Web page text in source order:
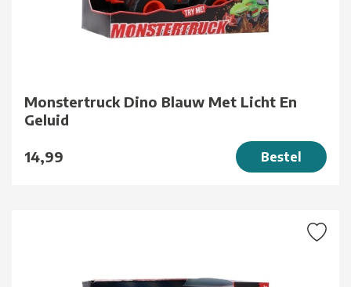
Monstertruck Dino Blauw Met Licht En
Geluid
14,99 Bestel